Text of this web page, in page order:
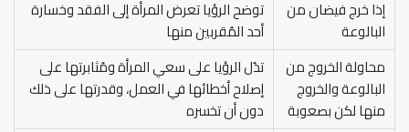
إذا خرج فيضان من
البالوعة
توضح الرؤيا تعرض المرأة إلى الفقد وخسارة
أحد المُقربين منها
محاولة الخروج من
البالوعة والخروج
منها لكن بصعوبة
تدُل الرؤيا على سعي المرأة ومُثابرتها على
إصلاح أخطائها في العمل، وقدرتها على ذلك
دون أن تخسره